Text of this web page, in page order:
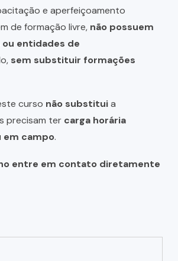
e aperfeiçoamento
de formação livre, não possuem
entidades de
sem substituir formações
curso não substituia
precisam ter carga horária
em campo.
entre em contato diretamente